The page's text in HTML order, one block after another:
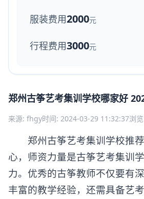
服装费用2000元
行程费用3000元
郑州古筝艺考集训学校哪家好
来源: fhgy时间: 2024-03-29 11:32:37浏
郑州古筝艺考集训学校推荐
心，师资力量是古筝艺考集训
力。优秀的古筝教师不仅要有
丰富的教学经验，还需具备艺